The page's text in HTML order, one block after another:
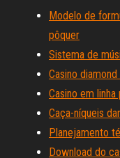
Modelo de
pôquer
Sistema de
Casino
Casino em
Caça-níqueis
Planejamento
Download do